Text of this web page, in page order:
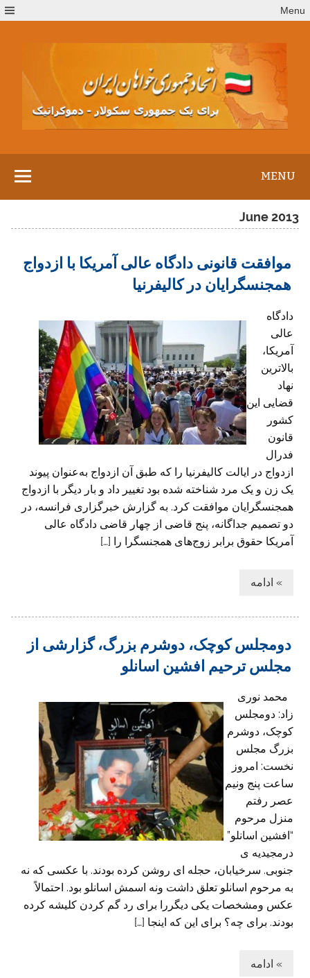
to
Menu
MENU
June 2013
موافقت قانونی دادگاه عالی آمریکا با ازدواج
همجنسگرایان در کالیفرنیا
دادگاه
عالی
آمریکا،
بالاترین
نهاد
قضایی این
کشور
قانون
فدرال
ازدواج در ایالت کالیفرنیا را که طبق آن ازدواج به‌عنوان پیوند
یک زن و یک مرد شناخته شده بود تغییر داد و بار دیگر با ازدواج
همجنسگرایان موافقت کرد. به گزارش خبرگزاری فرانسه، در
دو تصمیم جداگانه، پنج قاضی از چهار قاضی دادگاه عالی
آمریکا حقوق برابر زوج‌های همجنسگرا را […]
» ادامه
دومجلس کوچک، دوشرم بزرگ، گزارشی از
مجلس ترحیم افشین اسانلو
محمد نوری
زاد: دومجلس
کوچک، دوشرم
بزرگ مجلس
نخست: امروز
ساعت پنج ونیم
عصر رفتم
منزل مرحوم
“افشین اسانلو”
درمجیدیه ی
جنوبی. سرخیابان، حجله ای روشن کرده بودند. با عکسی که نه
به مرحوم اسانلو تعلق داشت ونه اسمش اسانلو بود. احتمالاً
عکس ومشخصات یکی دیگررا برای رد گم کردن کلیشه کرده
بودند. برای چه؟ برای این که اینجا […]
» ادامه